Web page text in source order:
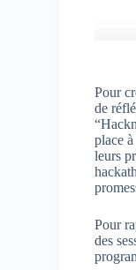
Pour
de
place
leurs
Pour
des